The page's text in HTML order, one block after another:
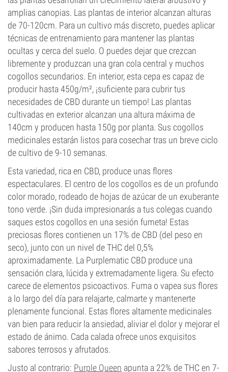
amplias canopias. Las plantas de interior alcanzan alturas
de 70-120cm. Para un cultivo más discreto, puedes aplicar
técnicas de entrenamiento para mantener las plantas
ocultas y cerca del suelo. O puedes dejar que crezcan
libremente y produzcan una gran cola central y muchos
cogollos secundarios. En interior, esta cepa es capaz de
producir hasta 450g/m², ¡suficiente para cubrir tus
necesidades de CBD durante un tiempo! Las plantas
cultivadas en exterior alcanzan una altura máxima de
140cm y producen hasta 150g por planta. Sus cogollos
medicinales estarán listos para cosechar tras un breve ciclo
de cultivo de 9-10 semanas.
Esta variedad, rica en CBD, produce unas flores
espectaculares. El centro de los cogollos es de un profundo
color morado, rodeado de hojas de azúcar de un exuberante
tono verde. ¡Sin duda impresionarás a tus colegas cuando
saques estos cogollos en una sesión fumeta! Estas
preciosas flores contienen un 17% de CBD (del peso en
seco), junto con un nivel de THC del 0,5%
aproximadamente. La Purplematic CBD produce una
sensación clara, lúcida y extremadamente ligera. Su efecto
carece de elementos psicoactivos. Fuma o vapea sus flores
a lo largo del día para relajarte, calmarte y mantenerte
plenamente funcional. Estas flores altamente medicinales
van bien para reducir la ansiedad, aliviar el dolor y mejorar el
estado de ánimo. Cada calada ofrece unos exquisitos
sabores terrosos y afrutados.
Justo al contrario: Purple Queen apunta a 22% de THC en 7-